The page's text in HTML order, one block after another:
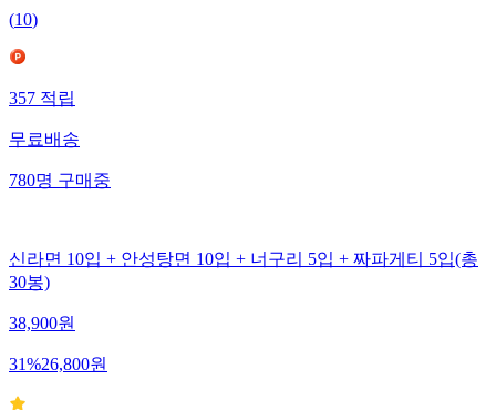
(10)
357적립
무료배송
780명구매중
신라면 10입 + 안성탕면 10입 + 너구리 5입 + 짜파게티 5입(총
30봉)
38,900원
31%26,800원